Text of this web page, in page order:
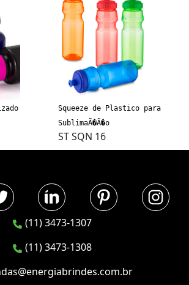
Squeeze de Plastico para
SublimaÃ�Ã�o
ST SQN 16
(11) 3473-1307
(11) 3473-1308